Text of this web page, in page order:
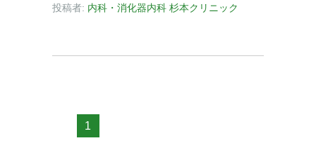
投稿者: 内科・消化器内科 杉本クリニック
1